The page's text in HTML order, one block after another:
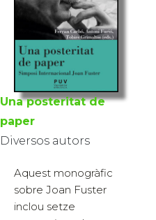
Una posteritat de
paper
Diversos autors
Aquest monogràfic
sobre Joan Fuster
inclou setze